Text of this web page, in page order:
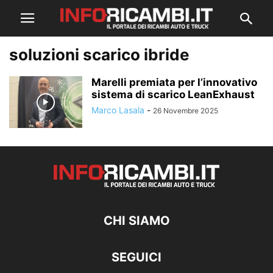
soluzioni scarico ibride
Marelli premiata per l’innovativo
sistema di scarico LeanExhaust
Marco Lasala - 26 Novembre 2025
CHI SIAMO
SEGUICI